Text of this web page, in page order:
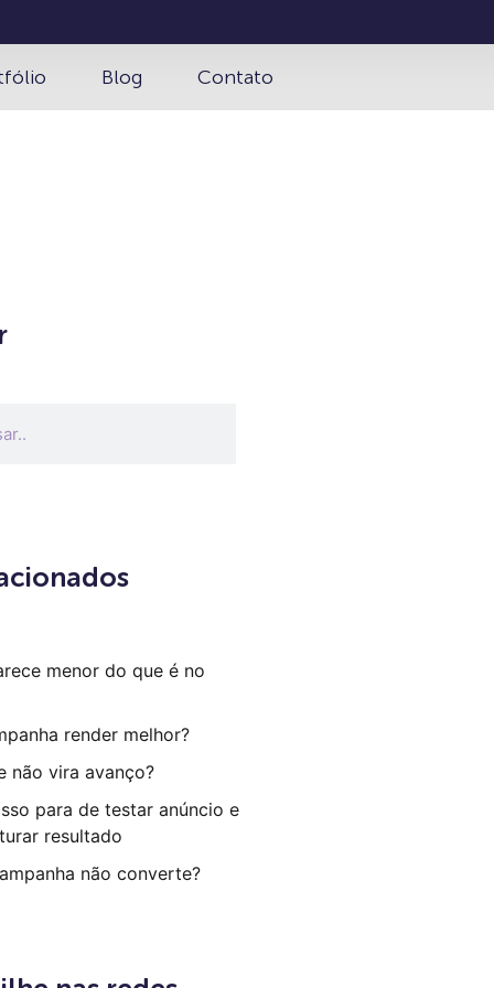
Blog Contato
menor do que é no
render melhor?
não vira avanço?
para de testar anúncio e
resultado
não converte?